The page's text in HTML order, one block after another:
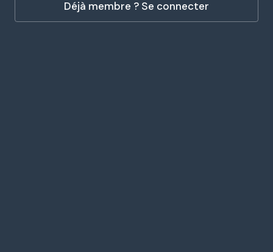
Déjà membre ? Se connecter